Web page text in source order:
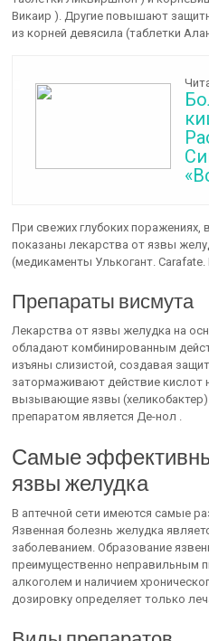
Викаир ). Другие повышают
из корней девясила (таблетки
При свежих глубоких поражениях,
показаны лекарства от язвы
(медикаменты Улькогант. Carafate.
Препараты висмута
Лекарства от язвы желудка на
обладают комбинированным
изъяны слизистой, создавая
затормаживают действие кислот
вызывающие язвы
препаратом является Де-нол .
Самые
язвы желудка
В аптечной сети имеются самые
Язвенная болезнь желудка
заболеванием. Образование
преимущественно неправильным
алкоголем и наличием
дозировку определяет только